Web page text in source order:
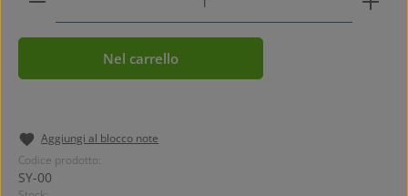
Nel carrello
Aggiungi al blocco note
Codice prodotto:
SY-00